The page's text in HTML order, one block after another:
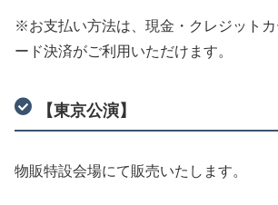
※お支払い方法は、現金・クレジットカ
ード決済がご利用いただけます。
【東京公演】
物販特設会場にて販売いたします。